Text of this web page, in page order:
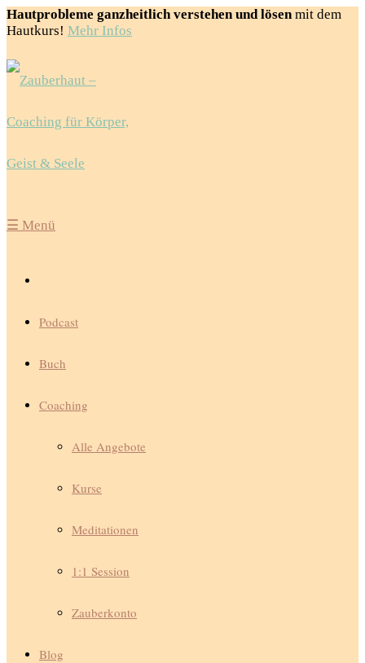
Hautprobleme ganzheitlich verstehen und lösenmit dem
Hautkurs! Mehr Infos
☰ Menü
Podcast
Buch
Coaching
Alle Angebote
Kurse
Meditationen
1:1 Session
Zauberkonto
Blog